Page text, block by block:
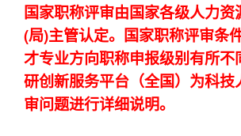
国家职称评审由国家各级人力资
(局)主管认定。国家职称评审条
才专业方向职称申报级别有所不
研创新服务平台（全国）为科技
审问题进行详细说明。